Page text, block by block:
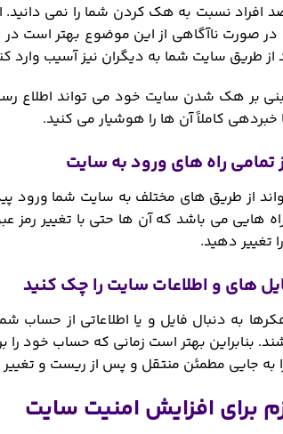
افراد نسبت به هک کردن شما را نمی دانید.
در صورت ناآگاهی از این موضوع بهتر است در
از طریق سایت شما به دیگران نیز آسیب وارد
بر هک شدن سایت خود می تواند اطلاع
کاملاً آن ها را هوشیار می کنید.
از طریق های مختلف به سایت شما ورود
هایی می باشد که آن ها حتی با تغییر
تغییر دهید.
به دنبال فایل و یا اطلاعاتی از
بنابراین بهتر است زمانی که حساب خود
به جایی مطمئن منتقل و پس از ریست و تغییر
برای افزایش امنیت سایت